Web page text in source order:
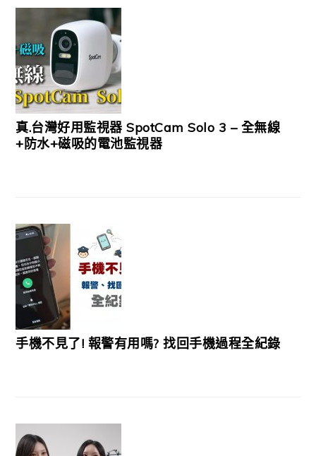
真.台灣好用監視器 SpotCam Solo 3 – 全無線
+防水+磁吸的電池監視器
手機不見了! 報警有用嗎? 找回手機過程全紀錄